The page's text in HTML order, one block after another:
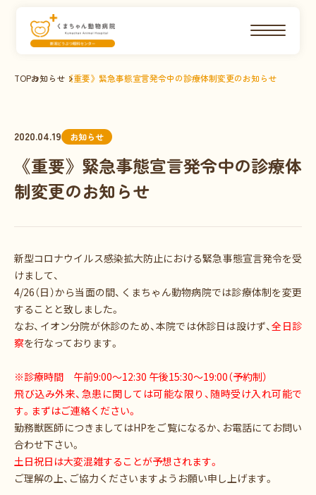
TOPお知らせ 《重要》緊急事態宣言発令中の診療体制変更のお知らせ
2020.04.19 お知らせ
《重要》緊急事態宣言発令中の診療体
制変更のお知らせ
新型コロナウイルス感染拡大防止における緊急事態宣言発令を受
けまして、
4/26（日）から当面の間、 くまちゃん動物病院では診療体制を変更
することと致しました。
なお、イオン分院が休診のため、本院では休診日は設けず、全日診
察を行なっております。
※診療時間 午前9:00〜12:30 午後15:30〜19:00（予約制）
飛び込み外来、急患に関しては可能な限り、随時受け入れ可能で
す。まずはご連絡ください。
勤務獣医師につきましてはHPをご覧になるか、 お電話にてお問い
合わせ下さい。
土日祝日は大変混雑することが予想されます。
ご理解の上、ご協力くださいますようお願い申し上げます。